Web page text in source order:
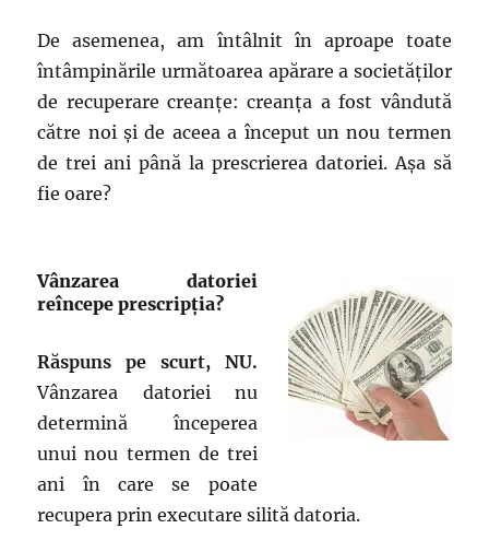
De asemenea, am întâlnit în aproape toate
întâmpinările următoarea apărare a societăților
de recuperare creanțe: creanța a fost vândută
către noi și de aceea a început un nou termen
de trei ani până la prescrierea datoriei. Așa să
fie oare?
Vânzarea datoriei
reîncepe prescripția?
Răspuns pe scurt, NU.
Vânzarea datoriei nu
determină începerea
unui nou termen de trei
ani în care se poate
recupera prin executare silită datoria.